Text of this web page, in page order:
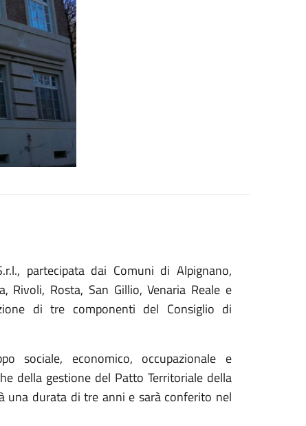
partecipata dai Comuni di Alpignano,
Rivoli, Rosta, San Gillio, Venaria Reale e
di tre componenti del Consiglio di
sociale, economico, occupazionale e
della gestione del Patto Territoriale della
una durata di tre anni e sarà conferito nel